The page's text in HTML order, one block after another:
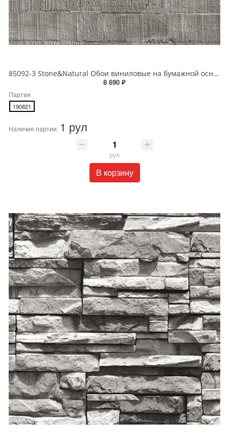
85092-3 Stone&Natural Обои виниловые на бумажной основе 1.06*15.5
8 690 ₽
Партия
190821
Наличие партии: 1 рул
рул
В корзину